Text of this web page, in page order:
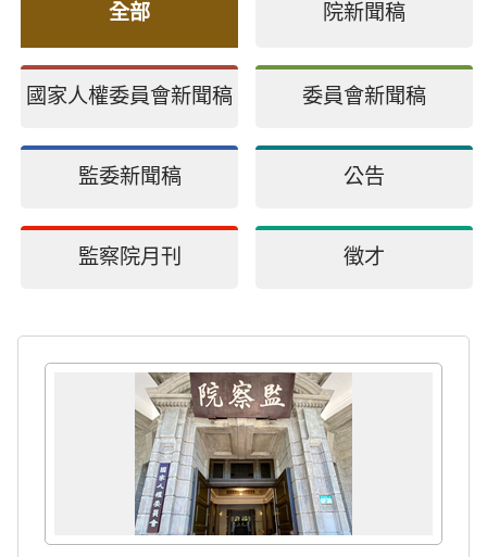
全部 院新聞稿
國家人權委員會新聞稿 委員會新聞稿
監委新聞稿 公告
監察院月刊 徵才